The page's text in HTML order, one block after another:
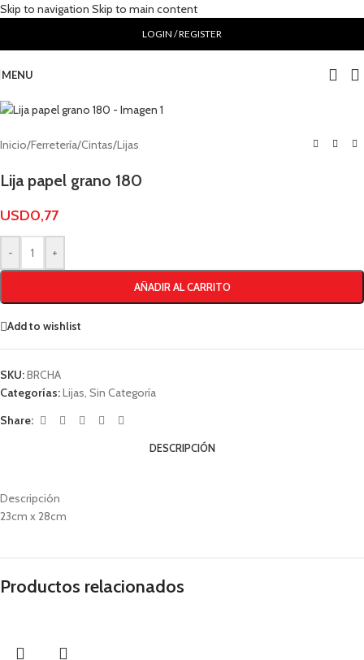
Skip to navigation Skip to main content
LOGIN / REGISTER
MENU
Inicio/Ferretería/Cintas/Lijas
Lija papel grano 180
USD0,77
- +
AÑADIR AL CARRITO
Add to wishlist
SKU:BRCHA
Categorías:Lijas Sin Categoría
Share:
DESCRIPCIÓN
Descripción
23cm x 28cm
Productos relacionados